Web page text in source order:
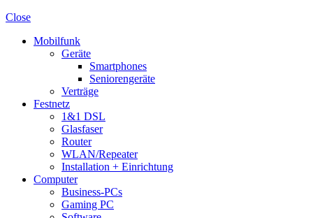
Close
Mobilfunk
Geräte
Smartphones
Seniorengeräte
Verträge
Festnetz
1&1 DSL
Glasfaser
Router
WLAN/Repeater
Installation + Einrichtung
Computer
Business-PCs
Gaming PC